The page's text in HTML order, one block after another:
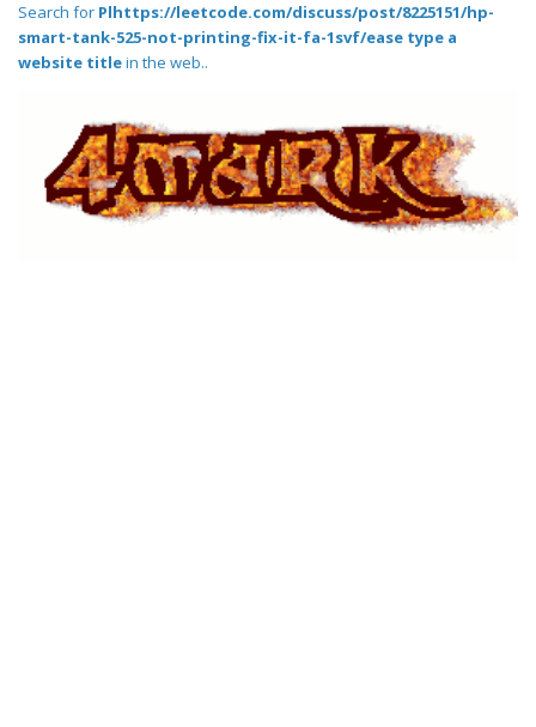
Search for Plhttps://leetcode.com/discuss/post/8225151/hp-
smart-tank-525-not-printing-fix-it-fa-1svf/ease type a
website titlein the web..